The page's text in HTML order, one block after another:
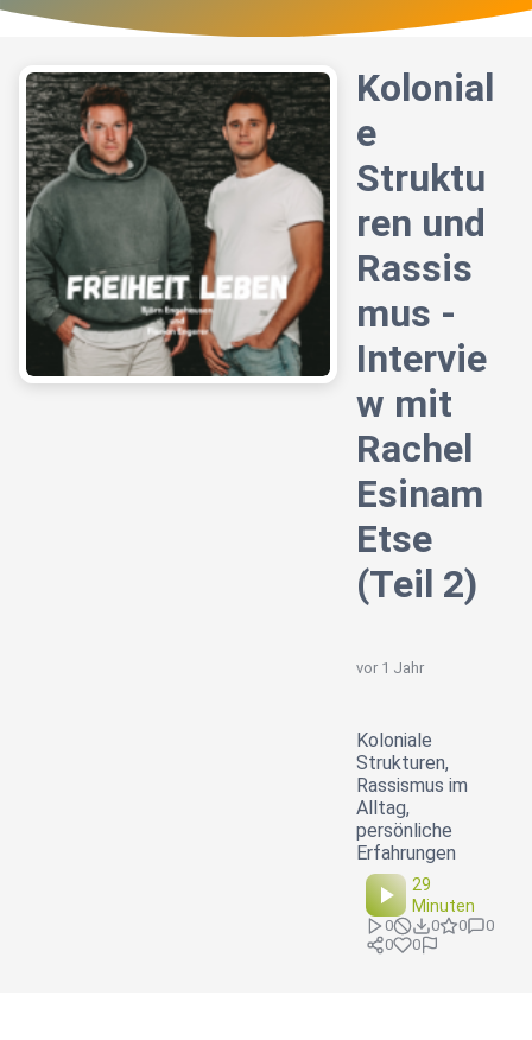
Kolonial
e
Struktu
ren und
Rassis
mus -
Intervie
w mit
Rachel
Esinam
Etse
(Teil 2)
vor 1 Jahr
Koloniale
Strukturen,
Rassismus im
Alltag,
persönliche
Erfahrungen
29
Minuten
0 0 0
0
0
0